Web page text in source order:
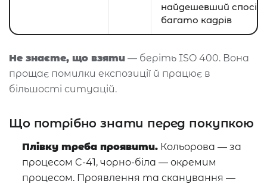
найдешевший спосіб
багато кадрів
Не знаєте, що взяти — беріть ISO 400. Вона
прощає помилки експозиції й працює в
більшості ситуацій.
Що потрібно знати перед покупкою
Плівку треба проявити. Кольорова — за
процесом C-41, чорно-біла — окремим
процесом. Проявлення та сканування —